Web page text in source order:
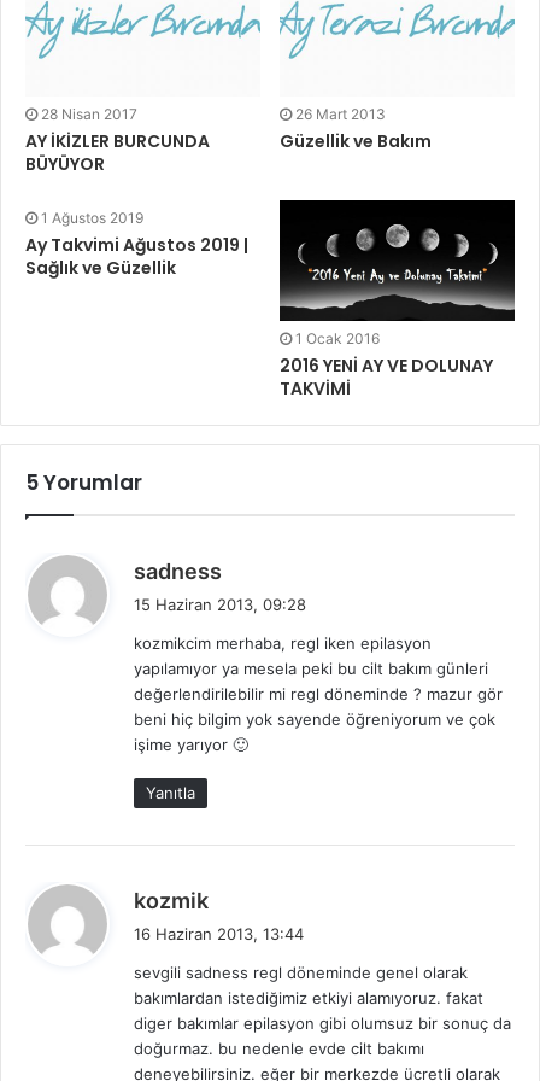
28 Nisan 2017
AY İKİZLER BURCUNDA
BÜYÜYOR
26 Mart 2013
Güzellik ve Bakım
1 Ağustos 2019
Ay Takvimi Ağustos 2019 |
Sağlık ve Güzellik
1 Ocak 2016
2016 YENİ AY VE DOLUNAY
TAKVİMİ
5 Yorumlar
sadness
i
k
i
:
15 Haziran 2013, 09:28
kozmikcim merhaba, regl iken epilasyon
yapılamıyor ya mesela peki bu cilt bakım günleri
değerlendirilebilir mi regl döneminde ? mazur gör
beni hiç bilgim yok sayende öğreniyorum ve çok
işime yarıyor 🙂
Yanıtla
kozmik
i
k
i
16 Haziran 2013, 13:44
sevgili sadness regl döneminde genel olarak
bakımlardan istediğimiz etkiyi alamıyoruz. fakat
diger bakımlar epilasyon gibi olumsuz bir sonuç da
doğurmaz. bu nedenle evde cilt bakımı
deneyebilirsiniz. eğer bir merkezde ücretli olarak